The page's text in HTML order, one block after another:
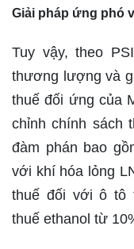
Giải pháp ứng phó
Tuy vậy, theo
thương lượng và
thuế đối ứng của
chỉnh chính sách
đàm phán bao
với khí hóa lỏng
thuế đối với ô tô
thuế ethanol từ